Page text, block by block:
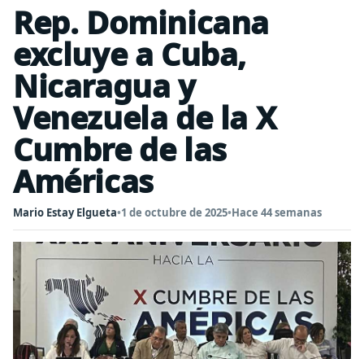
Rep. Dominicana
excluye a Cuba,
Nicaragua y
Venezuela de la X
Cumbre de las
Américas
Mario Estay Elgueta•1 de octubre de 2025•Hace 44 semanas